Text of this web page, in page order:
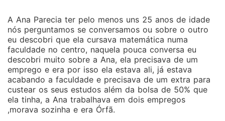
A Ana Parecia ter pelo menos uns 25 anos de idade
nós perguntamos se conversamos ou sobre o outro
eu descobri que ela cursava matemática numa
faculdade no centro, naquela pouca conversa eu
descobri muito sobre a Ana, ela precisava de um
emprego e era por isso ela estava ali, já estava
acabando a faculdade e precisava de um extra para
custear os seus estudos além da bolsa de 50% que
ela tinha, a Ana trabalhava em dois empregos
,morava sozinha e era Órfã.